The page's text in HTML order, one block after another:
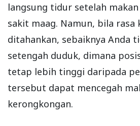
langsung tidur setelah
sakit maag. Namun, bila
ditahankan, sebaiknya Anda
setengah duduk, dimana
tetap lebih tinggi daripada
tersebut dapat mencegah
kerongkongan.